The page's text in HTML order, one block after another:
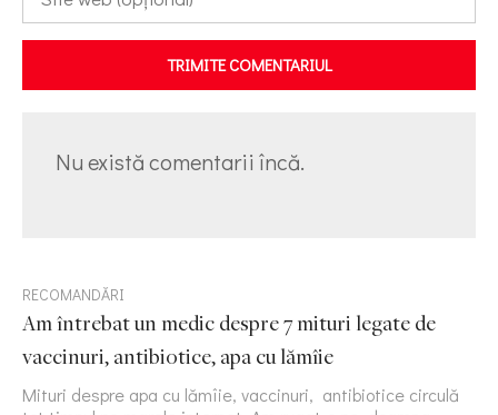
TRIMITE COMENTARIUL
Nu există comentarii încă.
RECOMANDĂRI
Am întrebat un medic despre 7 mituri legate de
vaccinuri, antibiotice, apa cu lămîie
Mituri despre apa cu lămîie, vaccinuri, antibiotice circulă